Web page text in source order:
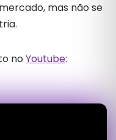
mas não se
noYoutube: